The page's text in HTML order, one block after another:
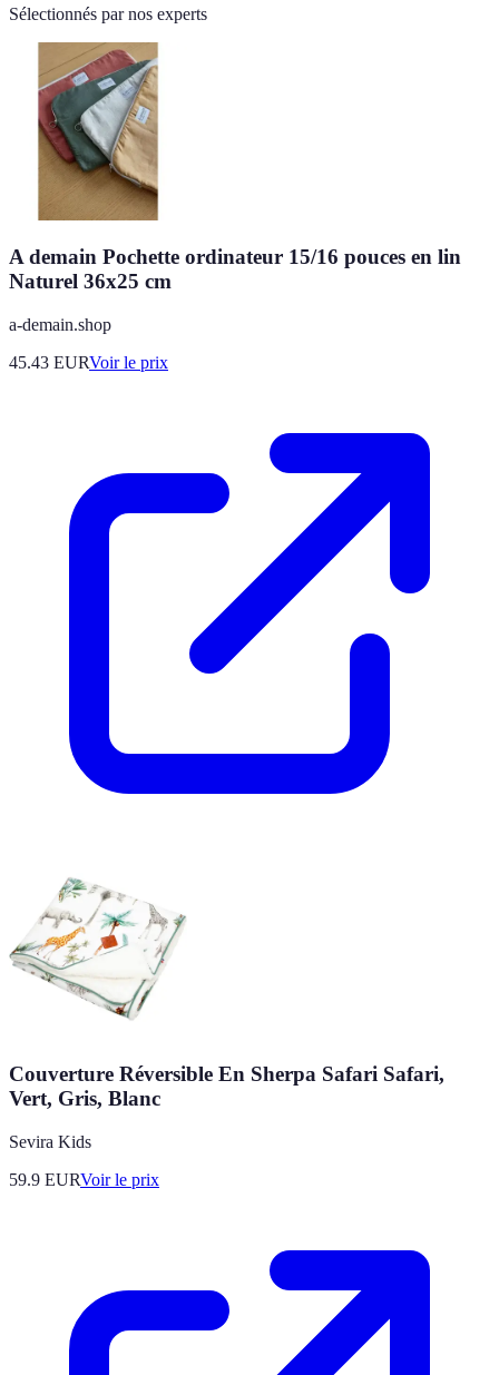
Sélectionnés par nos experts
A demain Pochette ordinateur 15/16 pouces en lin
Naturel 36x25 cm
a-demain.shop
45.43 EURVoir le prix
Couverture Réversible En Sherpa Safari Safari,
Vert, Gris, Blanc
Sevira Kids
59.9 EURVoir le prix